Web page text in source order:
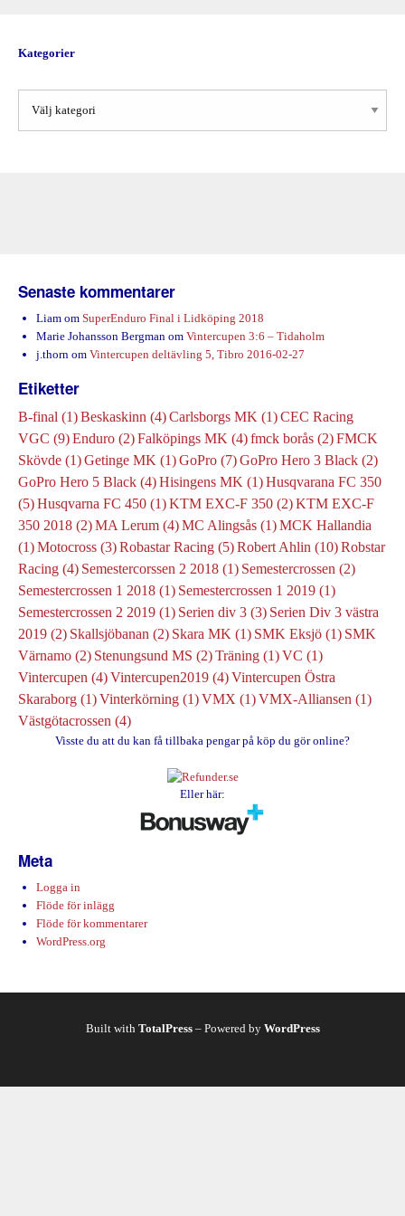
Kategorier
Senaste kommentarer
Liam om SuperEnduro Final i Lidköping 2018
Marie Johansson Bergman om Vintercupen 3:6 – Tidaholm
j.thorn om Vintercupen deltävling 5, Tibro 2016-02-27
Etiketter
B-final (1)Beskaskinn (4)Carlsborgs MK (1)CEC Racing
VGC (9)Enduro (2)Falköpings MK (4)fmck borås (2)FMCK
Skövde (1)Getinge MK (1)GoPro (7)GoPro Hero 3 Black (2)
GoPro Hero 5 Black (4)Hisingens MK (1)Husqvarana FC 350
(5)Husqvarna FC 450 (1)KTM EXC-F 350 (2)KTM EXC-F
350 2018 (2)MA Lerum (4)MC Alingsås (1)MCK Hallandia
(1)Motocross (3)Robastar Racing (5)Robert Ahlin (10)Robstar
Racing (4) Semestercorssen 2 2018 (1) Semestercrossen (2)
Semestercrossen 1 2018 (1) Semestercrossen 1 2019 (1)
Semestercrossen 2 2019 (1) Serien div 3 (3) Serien Div 3 västra
2019 (2) Skallsjöbanan (2) Skara MK (1) SMK Eksjö (1) SMK
Värnamo (2) Stenungsund MS (2)Träning (1)VC (1)
Vintercupen (4)Vintercupen2019 (4)Vintercupen Östra
Skaraborg (1)Vinterkörning (1)VMX (1)VMX-Alliansen (1)
Västgötacrossen (4)
Visste du att du kan få tillbaka pengar på köp du gör online?
Eller här:
Meta
Logga in
Flöde för inlägg
Flöde för kommentarer
WordPress.org
Built with TotalPress– Powered by WordPress